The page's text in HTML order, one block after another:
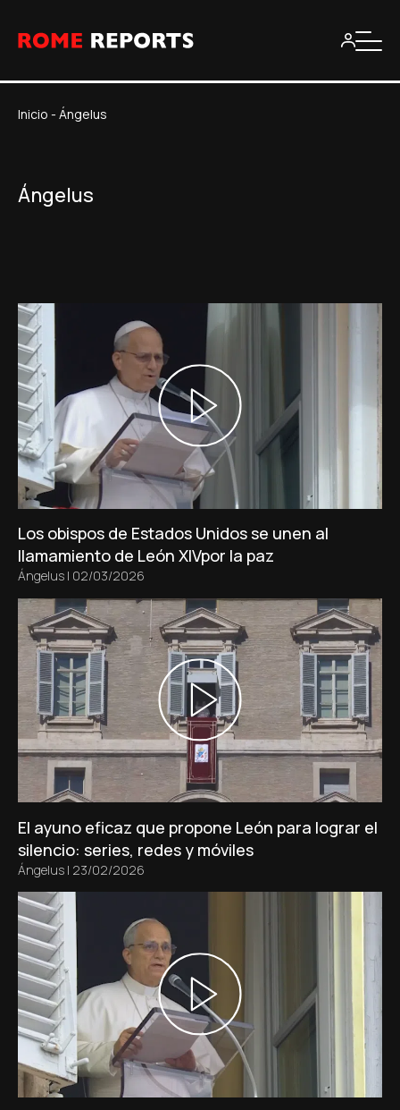
Inicio - Ángelus
Ángelus
Los obispos de Estados Unidos se unen al
llamamiento de León XIVpor la paz
Ángelus | 02/03/2026
El ayuno eficaz que propone León para lograr el
silencio: series, redes y móviles
Ángelus | 23/02/2026